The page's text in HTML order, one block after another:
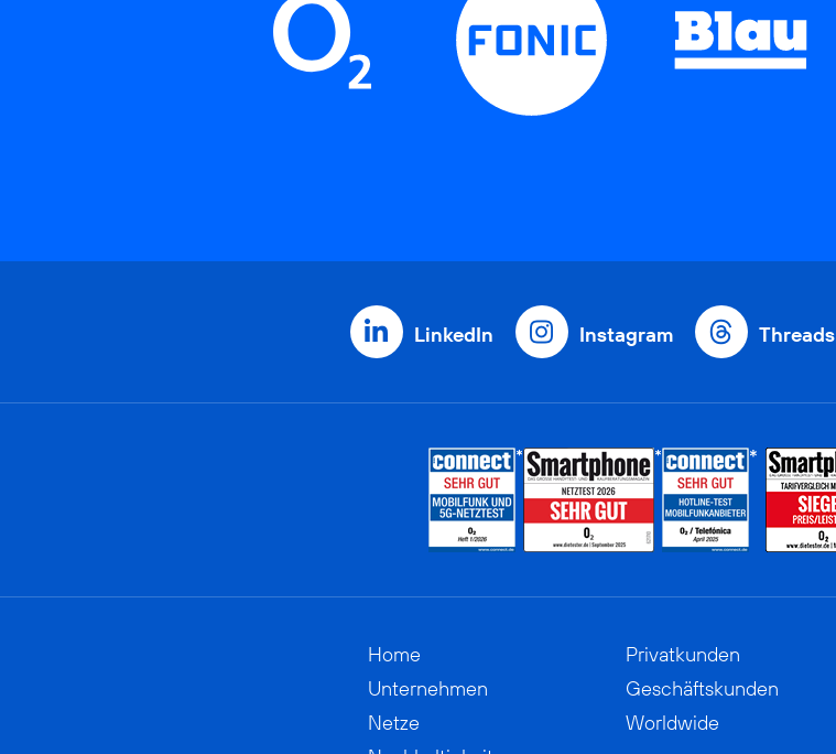
LinkedIn Instagram Threads
Home
Unternehmen
Netze
Privatkunden
Geschäftskunden
Worldwide